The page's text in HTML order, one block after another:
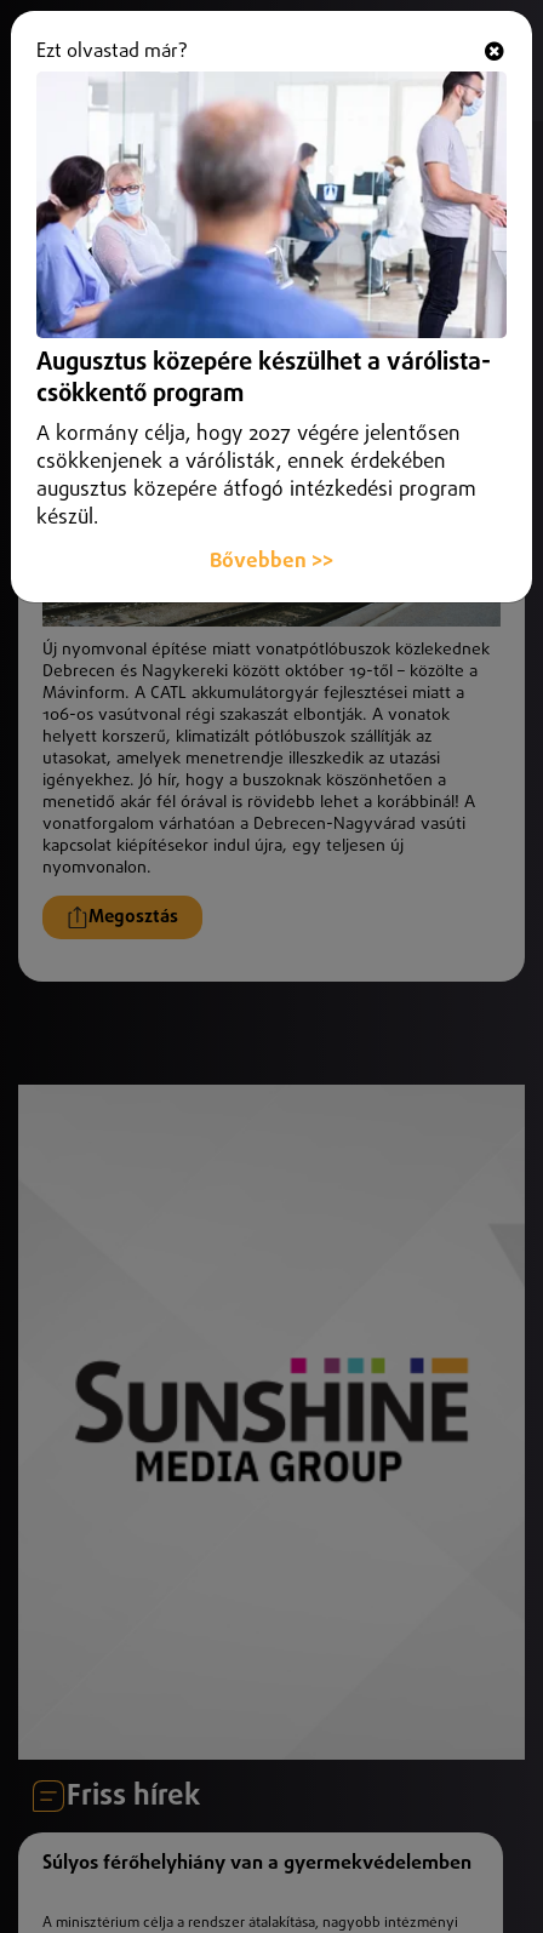
Fontos változás a vasúti
közlekedésben!
2025. október 04.
A CATL akkumulátorgyár fejlesztései miatt a 106-os
Új nyomvonal építése miatt vonatpótlóbuszok közlekednek
Debrecen és Nagykereki között október 19-től – közölte a
Mávinform. A CATL akkumulátorgyár fejlesztései miatt a
106-os vasútvonal régi szakaszát elbontják. A vonatok
helyett korszerű, klimatizált pótlóbuszok szállítják az
utasokat, amelyek menetrendje illeszkedik az utazási
igényekhez. Jó hír, hogy a buszoknak köszönhetően a
menetidő akár fél órával is rövidebb lehet a korábbinál! A
vonatforgalom várhatóan a Debrecen-Nagyvárad vasúti
kapcsolat kiépítésekor indul újra, egy teljesen új
nyomvonalon.
Megosztás
Friss hírek
Súlyos férőhelyhiány van a gyermekvédelemben
A minisztérium célja a rendszer átalakítása, nagyobb intézményi
Ezt olvastad már?
Augusztus közepére készülhet a várólista-
csökkentő program
A kormány célja, hogy 2027 végére jelentősen
csökkenjenek a várólisták, ennek érdekében
augusztus közepére átfogó intézkedési program
készül.
Bővebben >>